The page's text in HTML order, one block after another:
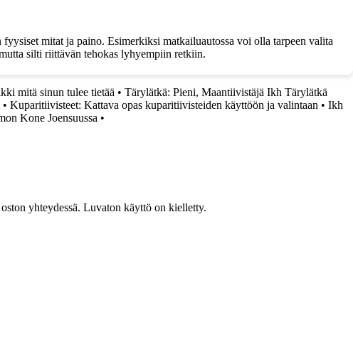
mitat ja paino. Esimerkiksi matkailuautossa voi olla tarpeen valita
silti riittävän tehokas lyhyempiin retkiin.
mitä sinun tulee tietää • Tärylätkä: Pieni, Maantiivistäjä Ikh Tärylätkä
• Kuparitiivisteet: Kattava opas kuparitiivisteiden käyttöön ja valintaan • Ikh
Kone Joensuussa •
yhteydessä. Luvaton käyttö on kielletty.